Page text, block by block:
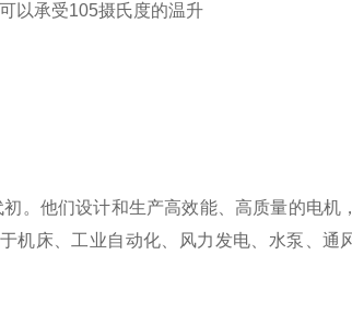
以承受105摄氏度的温升
。他们设计和生产高效能、高质量的电机
机床、工业自动化、风力发电、水泵、通